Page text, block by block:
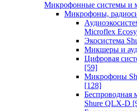
Микрофонные системы и
Микрофоны,
Microflex
Экосистема
Микшеры и
Цифровая
[59]
Микрофоны
[128]
Беспроводная
Shure QLX-D